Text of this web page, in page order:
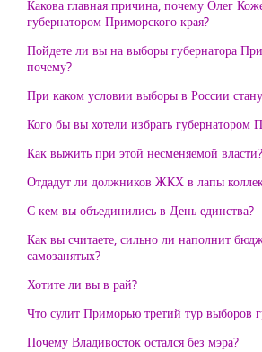
Какова главная причина, почему Олег
губернатором Приморского края?
Пойдете ли вы на выборы губернатора
почему?
При каком условии выборы в России
Кого бы вы хотели избрать губернатором
Как выжить при этой несменяемой власти?
Отдадут ли должников ЖКХ в лапы
С кем вы объединились в День единства?
Как вы считаете, сильно ли наполнит
самозанятых?
Хотите ли вы в рай?
Что сулит Приморью третий тур выборов
Почему Владивосток остался без мэра?